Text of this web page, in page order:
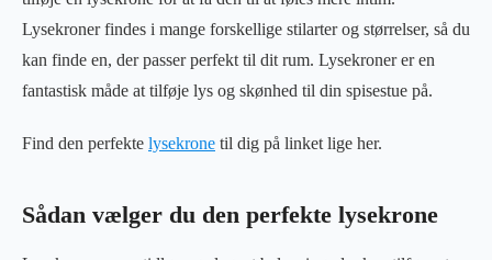
Lysekroner findes i mange forskellige stilarter og størrelser, så du
kan finde en, der passer perfekt til dit rum. Lysekroner er en
fantastisk måde at tilføje lys og skønhed til din spisestue på.
Find den perfekte lysekrone til dig på linket lige her.
Sådan vælger du den perfekte lysekrone